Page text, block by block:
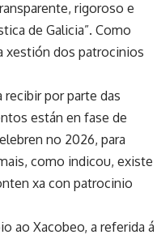
rigoroso e
de Galicia”. Como
xestión dos patrocinios
por parte das
están en fase de
no 2026, para
como indicou, existe
xa con patrocinio
ao Xacobeo, a referida á